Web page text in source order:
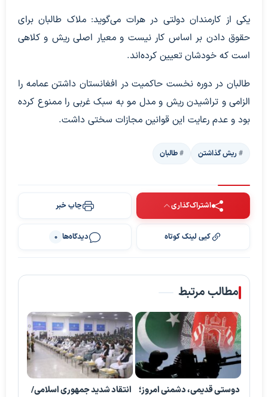
یکی از کارمندان دولتی در هرات می‌گوید: ملاک طالبان برای
حقوق دادن بر اساس کار نیست و معیار اصلی ریش و کلاهی
است که خودشان تعیین کرده‌اند.
طالبان در دوره‌ نخست حاکمیت در افغانستان داشتن عمامه را
الزامی و تراشیدن ریش و مدل‌ مو به سبک غربی را ممنوع کرده
بود و عدم رعایت این قوانین مجازات سختی داشت.
ریش گذاشتن طالبان
اشتراک‌گذاری چاپ خبر
کپی لینک کوتاه دیدگاه‌ها 0
مطالب مرتبط
دوستی قدیمی، دشمنی امروز؛
انتقاد شدید جمهوری اسلامی/